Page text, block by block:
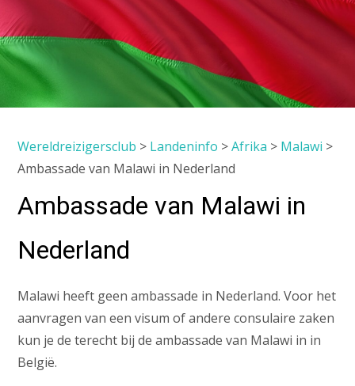
Wereldreizigersclub > Landeninfo >Afrika > Malawi >
Ambassade van Malawi in Nederland
Ambassade van Malawi in
Nederland
Malawi heeft geen ambassade in Nederland. Voor het
aanvragen van een visum of andere consulaire zaken
kun je de terecht bij de ambassade van Malawi in in
België.